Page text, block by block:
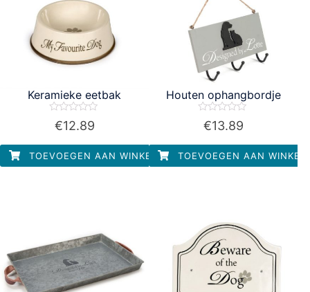
Keramieke eetbak
Waardering
5
€12.89
TOEVOEGEN AAN WINKELWAGEN
Houten ophangbordje
Waardering
5
€13.89
TOEVOEGEN AAN